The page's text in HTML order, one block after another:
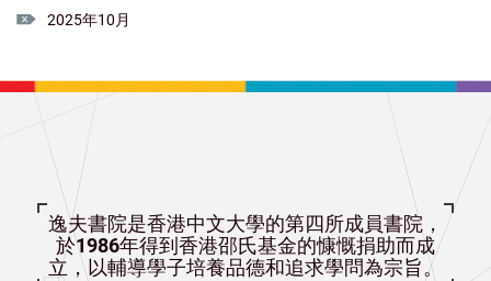
2025年10月
逸夫書院是香港中文大學的第四所成員書院，
於1986年得到香港邵氏基金的慷慨捐助而成
立，以輔導學子培養品德和追求學問為宗旨。